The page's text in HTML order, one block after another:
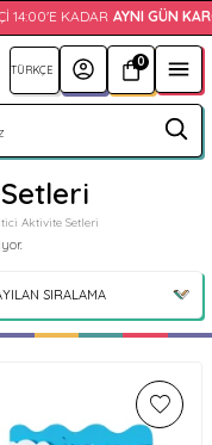
KADAR AYNI GÜN KARGO!
0
Aktivite Setleri